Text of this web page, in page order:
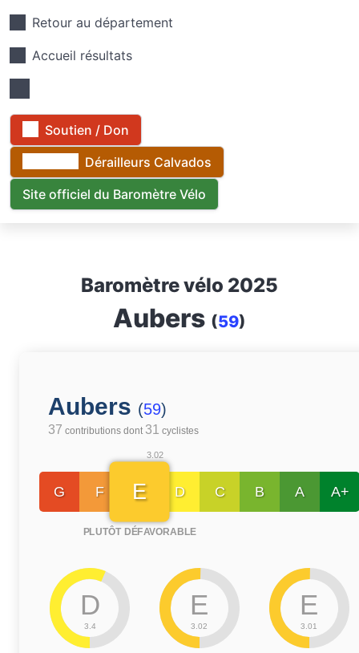
Retour au département
Accueil résultats
Soutien / Don
Dérailleurs Calvados
Site officiel du Baromètre Vélo
Baromètre vélo 2025
Aubers (59)
Aubers (59)
37 contributions dont 31 cyclistes
G F
3.02
E
PLUTÔT DÉFAVORABLE
D C B A A+
D
3.4
E
3.02
E
3.01